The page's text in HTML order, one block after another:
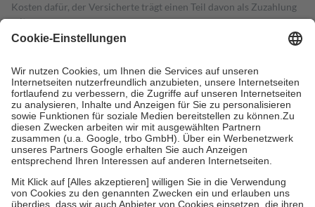
Kosten dafür, der Versicherte trägt einen Teil davon als Zuzahlung
mit.
Grundsätzlich leisten Mitglieder Zuzahlungen in Höhe von zehn
höchstens zehn Euro.
Es sind jedoch nie mehr als die tatsächlichen
Kosten der Leistung zu entrichten.
Diese Regeln gelten grundsätzlich auch für Online-Apotheken.
Bei Heilmitteln und häuslicher Krankenpflege beträgt die
Zuzahlung zehn Prozent der Kosten sowie zehn Euro je
Verordnung.
Um das Engagement der Versicherten für ihre eigene Gesundheit zu
stärken und die besondere Stellung der Familie zu unterstützen,
fallenkeine Zuzahlungenan bei:
• Kindern und Jugendlichen bis zum vollendeten 18. Lebensjahr